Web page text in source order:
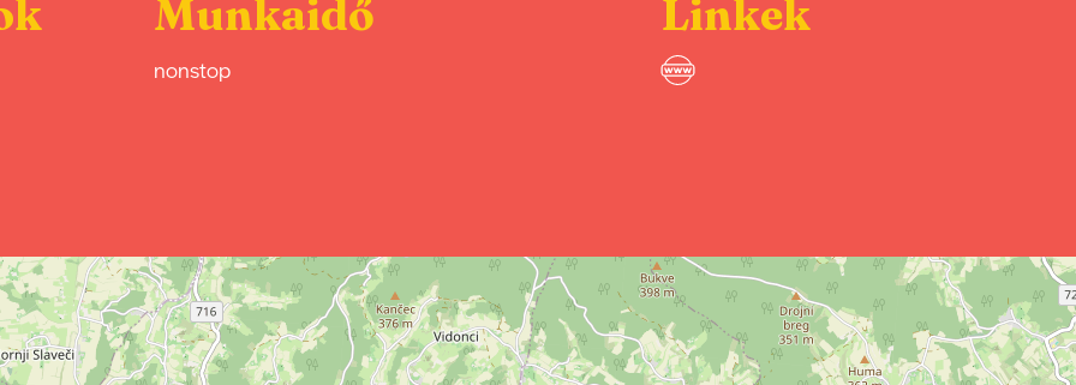
Munkaidő
nonstop
Linkek